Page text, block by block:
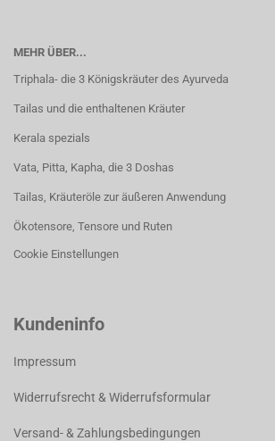
MEHR ÜBER...
Triphala- die 3 Königskräuter des Ayurveda
Tailas und die enthaltenen Kräuter
Kerala spezials
Vata, Pitta, Kapha, die 3 Doshas
Tailas, Kräuteröle zur äußeren Anwendung
Ökotensore, Tensore und Ruten
Cookie Einstellungen
Kundeninfo
Impressum
Widerrufsrecht & Widerrufsformular
Versand- & Zahlungsbedingungen